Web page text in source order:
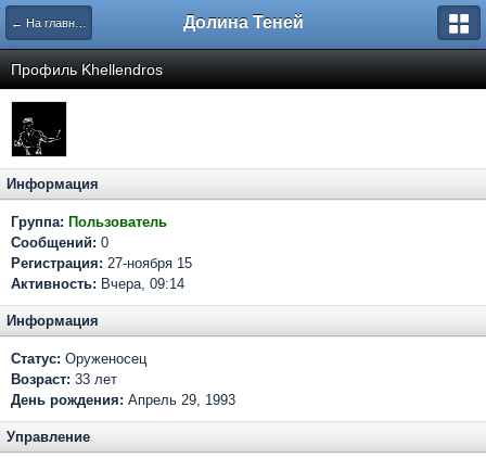
← На главную Долина Теней
Профиль Khellendros
Информация
Группа: Пользователь
Сообщений: 0
Регистрация: 27-ноября 15
Активность: Вчера, 09:14
Информация
Статус: Оруженосец
Возраст: 33 лет
День рождения: Апрель 29, 1993
Управление